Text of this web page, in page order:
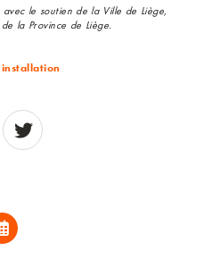
avec le soutien de la Ville de Liège,
la Province de Liège.